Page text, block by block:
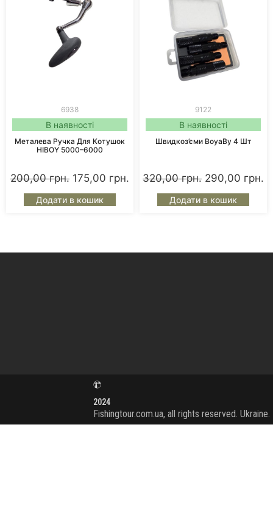
6938
В наявності
Металева Ручка Для Котушок
HIBOY 5000–6000
200,00грн. 175,00 грн.
Додати в кошик
9122
В наявності
Швидкоз’єми BoyaBy 4 Шт
320,00грн. 290,00 грн.
Додати в кошик
2024
Fishingtour.com.ua, all rights reserved. Ukraine.